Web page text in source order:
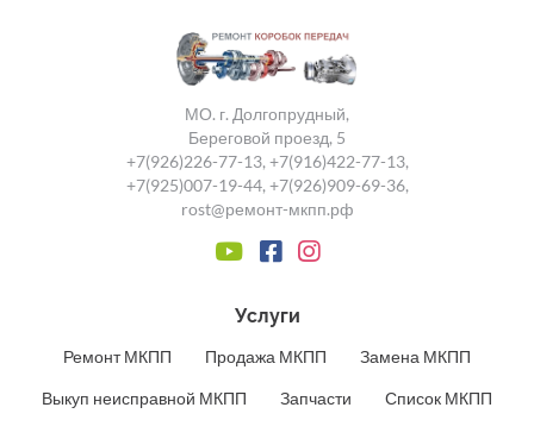
МО. г. Долгопрудный,
Береговой проезд, 5
+7(926)226-77-13, +7(916)422-77-13,
+7(925)007-19-44, +7(926)909-69-36,
rost@ремонт-мкпп.рф
Услуги
Ремонт МКПП Продажа МКПП Замена МКПП
Выкуп неисправной МКПП Запчасти Список МКПП